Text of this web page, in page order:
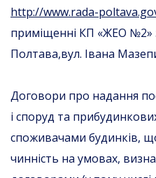
http://www.rada-
приміщенні КП «ЖЕО №2»
Полтава,вул. Івана
Договори про надання
і споруд та
споживачами будинків,
чинність на умовах,